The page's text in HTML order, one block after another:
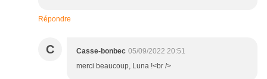
Répondre
C Casse-bonbec 05/09/2022 20:51
merci beaucoup, Luna !<br />